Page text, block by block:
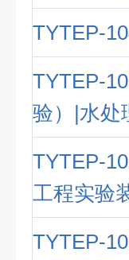
TYTEP-
TYTEP-
验）|水处
TYTEP-
工程实验
TYTEP-